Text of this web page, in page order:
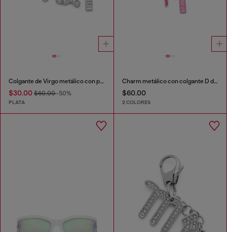
Colgante de Virgo metálico con pedrería
$30.00 $60.00-50%
PLATA
Charm metálico con colgante D de strass
$60.00
2 COLORES